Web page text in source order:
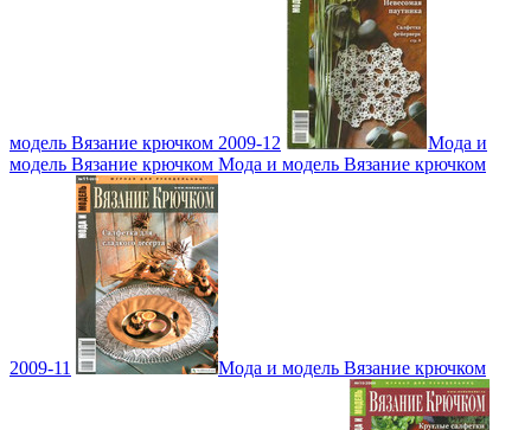
модель Вязание крючком 2009-12
Мода и
модель Вязание крючком Мода и модель Вязание крючком
2009-11 Мода и модель Вязание крючком